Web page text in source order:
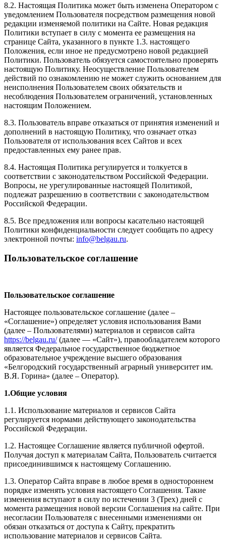
8.2. Настоящая Политика может быть изменена Оператором с
уведомлением Пользователя посредством размещения новой
редакции изменяемой политики на Сайте. Новая редакция
Политики вступает в силу с момента ее размещения на
странице Сайта, указанного в пункте 1.3. настоящего
Положения, если иное не предусмотрено новой редакцией
Политики. Пользователь обязуется самостоятельно проверять
настоящую Политику. Неосуществление Пользователем
действий по ознакомлению не может служить основанием для
неисполнения Пользователем своих обязательств и
несоблюдения Пользователем ограничений, установленных
настоящим Положением.
8.3. Пользователь вправе отказаться от принятия изменений и
дополнений в настоящую Политику, что означает отказ
Пользователя от использования всех Сайтов и всех
предоставленных ему ранее прав.
8.4. Настоящая Политика регулируется и толкуется в
соответствии с законодательством Российской Федерации.
Вопросы, не урегулированные настоящей Политикой,
подлежат разрешению в соответствии с законодательством
Российской Федерации.
8.5. Все предложения или вопросы касательно настоящей
Политики конфиденциальности следует сообщать по адресу
электронной почты: info@belgau.ru.
Пользовательское соглашение
Пользовательское соглашение
Настоящее пользовательское соглашение (далее –
«Соглашение») определяет условия использования Вами
(далее – Пользователями) материалов и сервисов сайта
https://belgau.ru/(далее — «Сайт»), правообладателем которого
является Федеральное государственное бюджетное
образовательное учреждение высшего образования
«Белгородский государственный аграрный университет им.
В.Я. Горина» (далее – Оператор).
1.Общие условия
1.1. Использование материалов и сервисов Сайта
регулируется нормами действующего законодательства
Российской Федерации.
1.2. Настоящее Соглашение является публичной офертой.
Получая доступ к материалам Сайта, Пользователь считается
присоединившимся к настоящему Соглашению.
1.3. Оператор Сайта вправе в любое время в одностороннем
порядке изменять условия настоящего Соглашения. Такие
изменения вступают в силу по истечении 3 (Трех) дней с
момента размещения новой версии Соглашения на сайте. При
несогласии Пользователя с внесенными изменениями он
обязан отказаться от доступа к Сайту, прекратить
использование материалов и сервисов Сайта.